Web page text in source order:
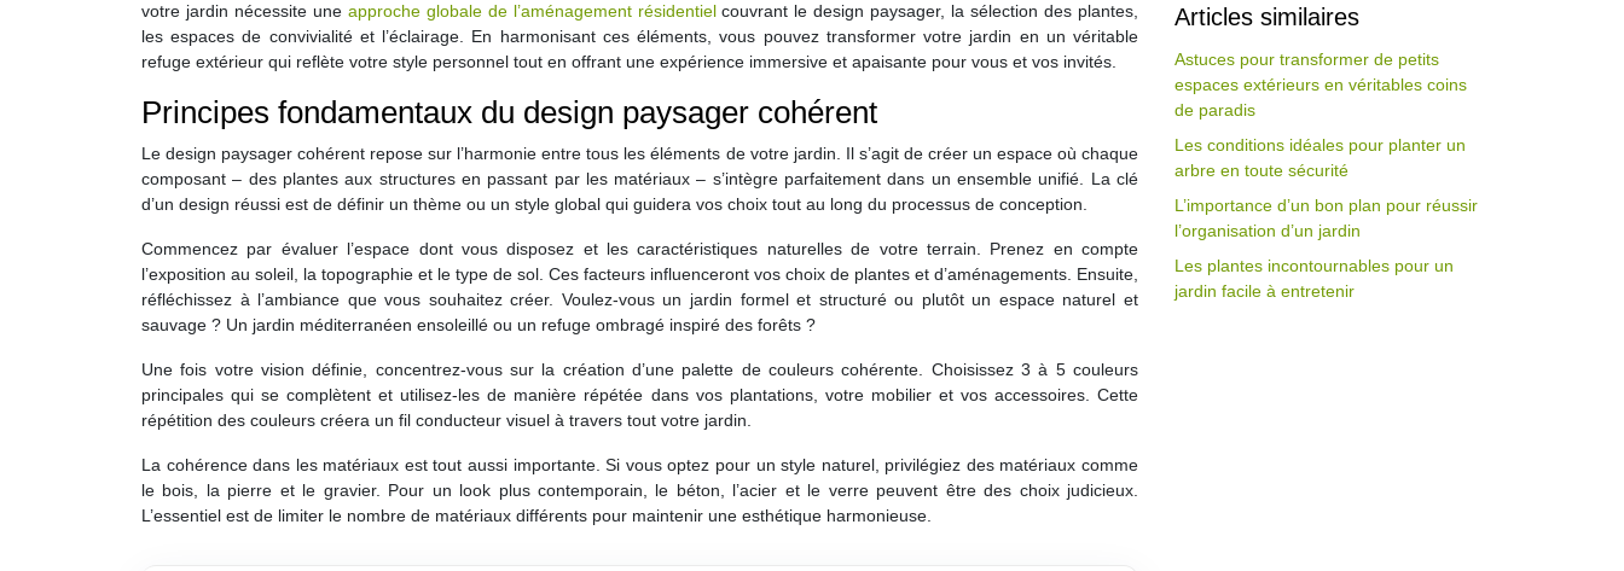
votre jardin nécessite une approche globale de l’aménagement résidentielcouvrant le design paysager, la sélection des plantes,
les espaces de convivialité et l’éclairage. En harmonisant ces éléments, vous pouvez transformer votre jardin en un véritable
refuge extérieur qui reflète votre style personnel tout en offrant une expérience immersive et apaisante pour vous et vos invités.
Principes fondamentaux du design paysager cohérent
Le design paysager cohérent repose sur l’harmonie entre tous les éléments de votre jardin. Il s’agit de créer un espace où chaque
composant – des plantes aux structures en passant par les matériaux – s’intègre parfaitement dans un ensemble unifié. La clé
d’un design réussi est de définir un thème ou un style global qui guidera vos choix tout au long du processus de conception.
Commencez par évaluer l’espace dont vous disposez et les caractéristiques naturelles de votre terrain. Prenez en compte
l’exposition au soleil, la topographie et le type de sol. Ces facteurs influenceront vos choix de plantes et d’aménagements. Ensuite,
réfléchissez à l’ambiance que vous souhaitez créer. Voulez-vous un jardin formel et structuré ou plutôt un espace naturel et
sauvage ? Un jardin méditerranéen ensoleillé ou un refuge ombragé inspiré des forêts ?
Une fois votre vision définie, concentrez-vous sur la création d’une palette de couleurs cohérente. Choisissez 3 à 5 couleurs
principales qui se complètent et utilisez-les de manière répétée dans vos plantations, votre mobilier et vos accessoires. Cette
répétition des couleurs créera un fil conducteur visuel à travers tout votre jardin.
La cohérence dans les matériaux est tout aussi importante. Si vous optez pour un style naturel, privilégiez des matériaux comme
le bois, la pierre et le gravier. Pour un look plus contemporain, le béton, l’acier et le verre peuvent être des choix judicieux.
L’essentiel est de limiter le nombre de matériaux différents pour maintenir une esthétique harmonieuse.
Articles similaires
Astuces pour transformer de petits
espaces extérieurs en véritables coins
de paradis
Les conditions idéales pour planter un
arbre en toute sécurité
L’importance d’un bon plan pour réussir
l’organisation d’un jardin
Les plantes incontournables pour un
jardin facile à entretenir